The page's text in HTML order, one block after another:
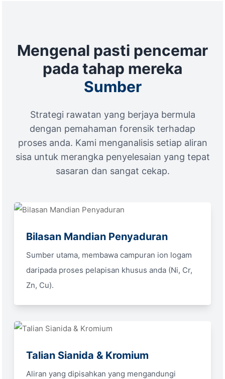
Mengenal pasti pencemar
pada tahap mereka
Sumber
Strategi rawatan yang berjaya bermula
dengan pemahaman forensik terhadap
proses anda. Kami menganalisis setiap aliran
sisa untuk merangka penyelesaian yang tepat
sasaran dan sangat cekap.
Bilasan Mandian Penyaduran
Sumber utama, membawa campuran ion logam
daripada proses pelapisan khusus anda (Ni, Cr,
Zn, Cu).
Talian Sianida & Kromium
Aliran yang dipisahkan yang mengandungi